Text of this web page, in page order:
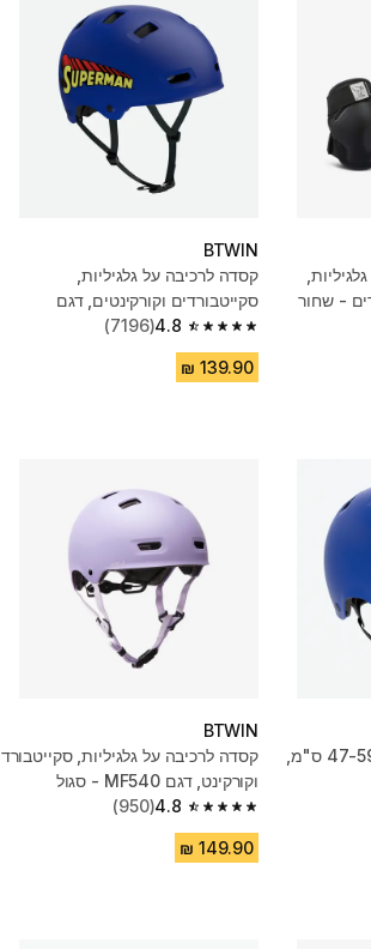
- שחור
BTWIN
קסדה לרכיבה על גלגיליות,
סקייטבורדים וקורקינטים, דגם
MF500 - כחול
4.8
4.8 out of 5 stars from 7196 reviews
(7196)
קסדת אופניים לילדים, 47-59 ס"מ,
BTWIN
קסדה לרכיבה על גלגיליות, סקייטבורד
וקורקינט, דגם MF540 - סגול
4.8
4.8 out of 5 stars from 950 reviews
(950)